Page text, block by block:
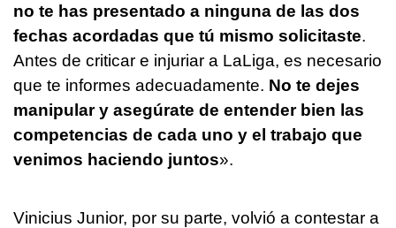
no te has presentado a ninguna de las dos
fechas acordadas que tú mismo solicitaste.
Antes de criticar e injuriar a LaLiga, es necesario
que te informes adecuadamente. No te dejes
manipular y asegúrate de entender bien las
competencias de cada uno y el trabajo que
venimos haciendo juntos».
Vinicius Junior, por su parte, volvió a contestar a